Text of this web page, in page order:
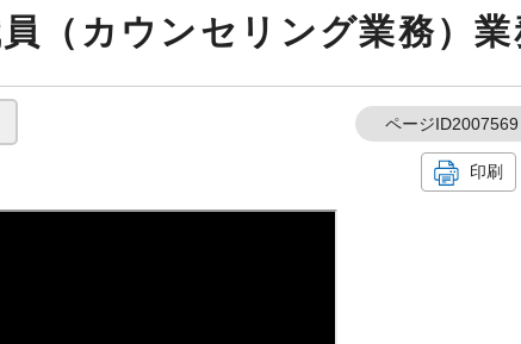
（カウンセリング業務）業
ページID2007569
印刷